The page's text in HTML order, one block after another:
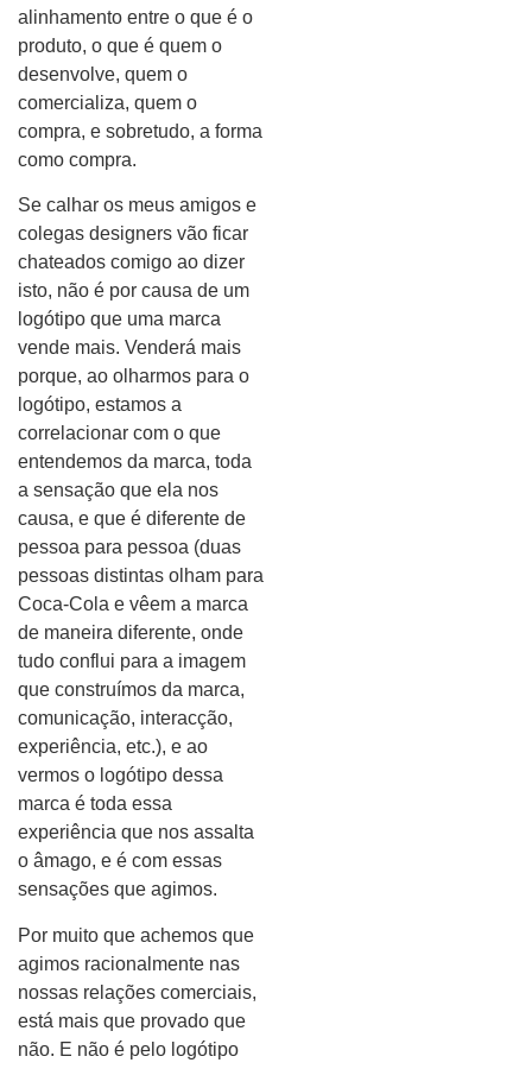
alinhamento entre o que é o
produto, o que é quem o
desenvolve, quem o
comercializa, quem o
compra, e sobretudo, a forma
como compra.
Se calhar os meus amigos e
colegas designers vão ficar
chateados comigo ao dizer
isto, não é por causa de um
logótipo que uma marca
vende mais. Venderá mais
porque, ao olharmos para o
logótipo, estamos a
correlacionar com o que
entendemos da marca, toda
a sensação que ela nos
causa, e que é diferente de
pessoa para pessoa (duas
pessoas distintas olham para
Coca-Cola e vêem a marca
de maneira diferente, onde
tudo conflui para a imagem
que construímos da marca,
comunicação, interacção,
experiência, etc.), e ao
vermos o logótipo dessa
marca é toda essa
experiência que nos assalta
o âmago, e é com essas
sensações que agimos.
Por muito que achemos que
agimos racionalmente nas
nossas relações comerciais,
está mais que provado que
não. E não é pelo logótipo